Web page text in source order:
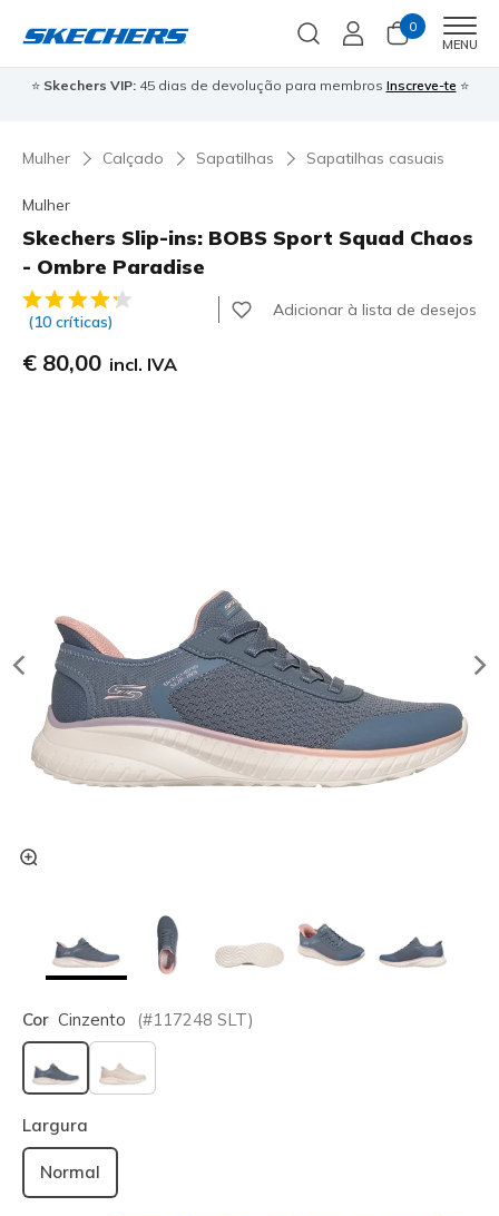
0
MENU
⭐ Skechers VIP:45 dias de devolução para membros Inscreve-te ⭐
Mulher Calçado Sapatilhas Sapatilhas casuais
Mulher
Skechers Slip-ins: BOBS Sport Squad Chaos
- Ombre Paradise
5 de 5 – Classificação do cliente
(10 críticas)
Adicionar à lista de desejos
€ 80,00 incl. IVA
Cor Cinzento (#117248 SLT)
selecionado
Largura
Normal